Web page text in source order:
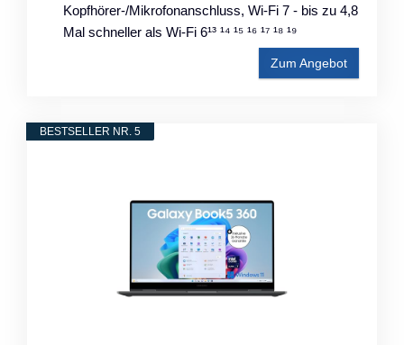
Kopfhörer-/Mikrofonanschluss, Wi-Fi 7 - bis zu 4,8
Mal schneller als Wi-Fi 6¹³ ¹⁴ ¹⁵ ¹⁶ ¹⁷ ¹⁸ ¹⁹
Zum Angebot
BESTSELLER NR. 5